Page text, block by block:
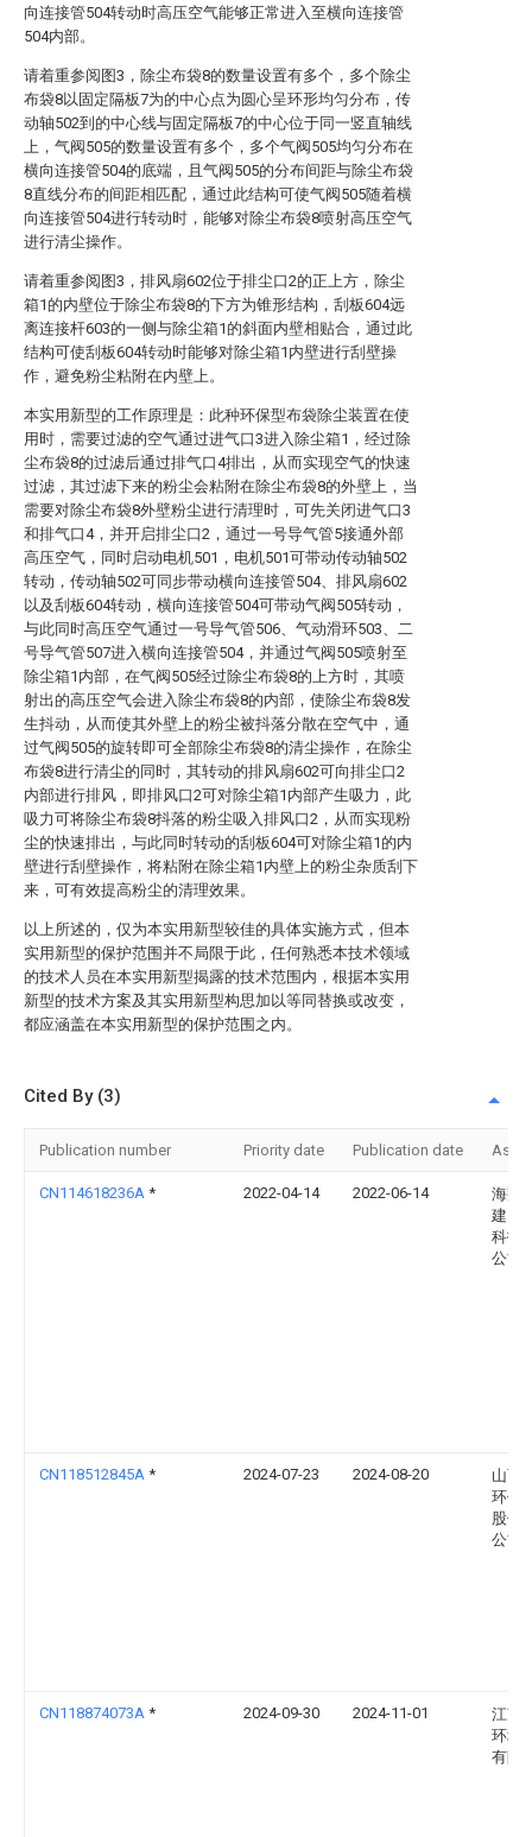
向连接管504转动时高压空气能够正常进入至横向连接管
504内部。
请着重参阅图3，除尘布袋8的数量设置有多个，多个除尘
布袋8以固定隔板7为的中心点为圆心呈环形均匀分布，传
动轴502到的中心线与固定隔板7的中心位于同一竖直轴线
上，气阀505的数量设置有多个，多个气阀505均匀分布在
横向连接管504的底端，且气阀505的分布间距与除尘布袋
8直线分布的间距相匹配，通过此结构可使气阀505随着横
向连接管504进行转动时，能够对除尘布袋8喷射高压空气
进行清尘操作。
请着重参阅图3，排风扇602位于排尘口2的正上方，除尘
箱1的内壁位于除尘布袋8的下方为锥形结构，刮板604远
离连接杆603的一侧与除尘箱1的斜面内壁相贴合，通过此
结构可使刮板604转动时能够对除尘箱1内壁进行刮壁操
作，避免粉尘粘附在内壁上。
本实用新型的工作原理是：此种环保型布袋除尘装置在使
用时，需要过滤的空气通过进气口3进入除尘箱1，经过除
尘布袋8的过滤后通过排气口4排出，从而实现空气的快速
过滤，其过滤下来的粉尘会粘附在除尘布袋8的外壁上，当
需要对除尘布袋8外壁粉尘进行清理时，可先关闭进气口3
和排气口4，并开启排尘口2，通过一号导气管5接通外部
高压空气，同时启动电机501，电机501可带动传动轴502
转动，传动轴502可同步带动横向连接管504、排风扇602
以及刮板604转动，横向连接管504可带动气阀505转动，
与此同时高压空气通过一号导气管506、气动滑环503、二
号导气管507进入横向连接管504，并通过气阀505喷射至
除尘箱1内部，在气阀505经过除尘布袋8的上方时，其喷
射出的高压空气会进入除尘布袋8的内部，使除尘布袋8发
生抖动，从而使其外壁上的粉尘被抖落分散在空气中，通
过气阀505的旋转即可全部除尘布袋8的清尘操作，在除尘
布袋8进行清尘的同时，其转动的排风扇602可向排尘口2
内部进行排风，即排风口2可对除尘箱1内部产生吸力，此
吸力可将除尘布袋8抖落的粉尘吸入排风口2，从而实现粉
尘的快速排出，与此同时转动的刮板604可对除尘箱1的内
壁进行刮壁操作，将粘附在除尘箱1内壁上的粉尘杂质刮下
来，可有效提高粉尘的清理效果。
以上所述的，仅为本实用新型较佳的具体实施方式，但本
实用新型的保护范围并不局限于此，任何熟悉本技术领域
的技术人员在本实用新型揭露的技术范围内，根据本实用
新型的技术方案及其实用新型构思加以等同替换或改变，
都应涵盖在本实用新型的保护范围之内。
Cited By (3)
Publication number Priority date Publication date
CN114618236A * 2022-04-14 2022-06-14
海翔
建）
科技
公司
CN118512845A * 2024-07-23 2024-08-20
山西
环保
股份
公司
CN118874073A * 2024-09-30 2024-11-01
江苏
环境
有限